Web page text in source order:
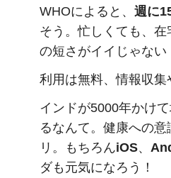
WHOによると、 週に
そう。忙しくても、
の短さがイイじゃない
利用は無料、情報収集
インドが5000年かけ
るなんて。健康への
リ。もちろんiOS、
ダも元気になろう！